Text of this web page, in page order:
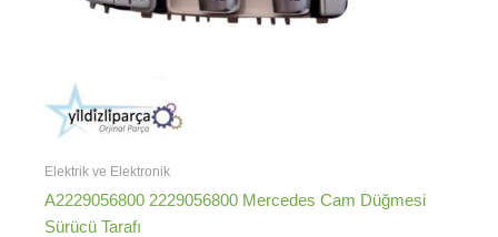
Elektrik ve Elektronik
A2229056800 2229056800 Mercedes Cam Düğmesi
Sürücü Tarafı